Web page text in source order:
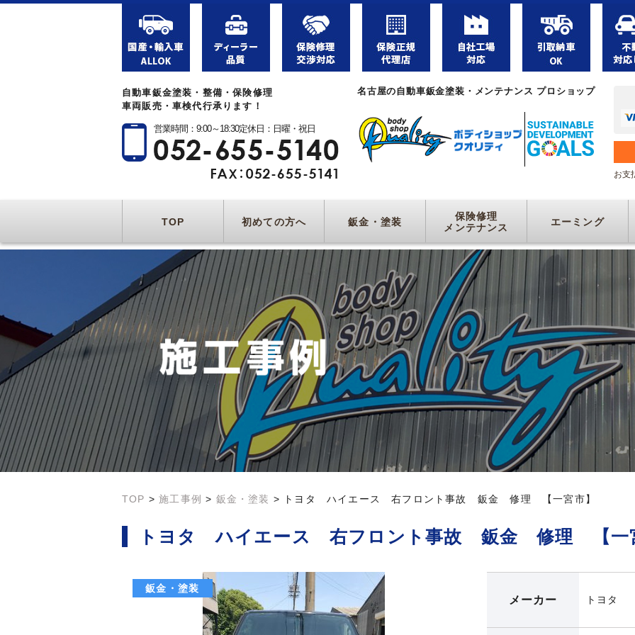
自動車鈑金塗装・整備・保険修理
車両販売・車検代行承ります！
営業時間：9:00～18:30定休日：日曜・祝日
名古屋の自動車鈑金塗装・メンテナンス プロショップ
お支
TOP 初めての方へ 鈑金・塗装
保険修理
メンテナンス
エーミング
TOP >施工事例 > 鈑金・塗装 > トヨタ ハイエース 右フロント事故 鈑金 修理 【一宮市】
トヨタ ハイエース 右フロント事故 鈑金 修理 【一
鈑金・塗装
メーカー トヨタ